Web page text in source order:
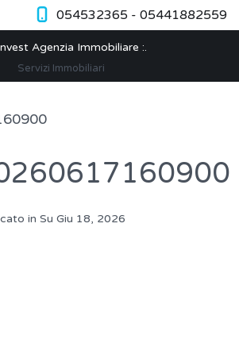
054532365 - 05441882559
Servizi Immobiliari
in Su Giu 18, 2026